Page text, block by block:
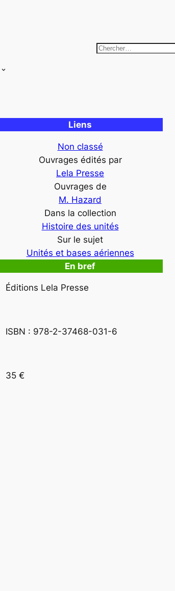
R
r
c
Liens
Non classé
Ouvrages édités par
Lela Presse
Ouvrages de
M. Hazard
Dans la collection
Histoire des unités
Sur le sujet
Unités et bases aériennes
En bref
Éditions Lela Presse
ISBN : 978-2-37468-031-6
35 €